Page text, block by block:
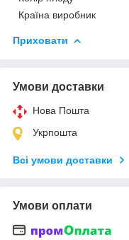
Країна виробник
Приховати
Умови доставки
Нова Пошта
Укрпошта
Всі умови доставки
Умови оплати